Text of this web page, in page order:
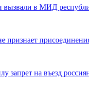
вызвали в МИД
запрет на въезд